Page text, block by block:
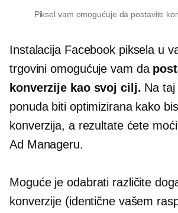
Piksel vam omogućuje da postavite
Instalacija Facebook piksela u
trgovini omogućuje vam da
konverzije kao svoj cilj. Na
ponuda biti optimizirana kako
konverzija, a rezultate ćete
Ad Manageru.
Moguće je odabrati različite
konverzije (identične vašem